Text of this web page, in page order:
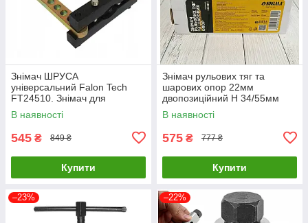
Знімач ШРУСА
універсальний Falon Tech
FT24510. Знімач для
шарнірів напівосьу ШРУСу
LuxPrice
В наявності
545 ₴ 849 ₴
Купити
Знімач рульових тяг та
шарових опор 22мм
двопозиційний H 34/55мм
SIGMA (6226241) LuxPrice
В наявності
575 ₴ 777 ₴
Купити
–23% –22%